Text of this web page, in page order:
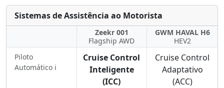
Sistemas de Assistência ao Motorista
Zeekr 001
Flagship AWD
GWM HAVAL H6
HEV2
Piloto
Automático ℹ️
Cruise Control
Inteligente
(ICC)
Cruise Control
Adaptativo
(ACC)